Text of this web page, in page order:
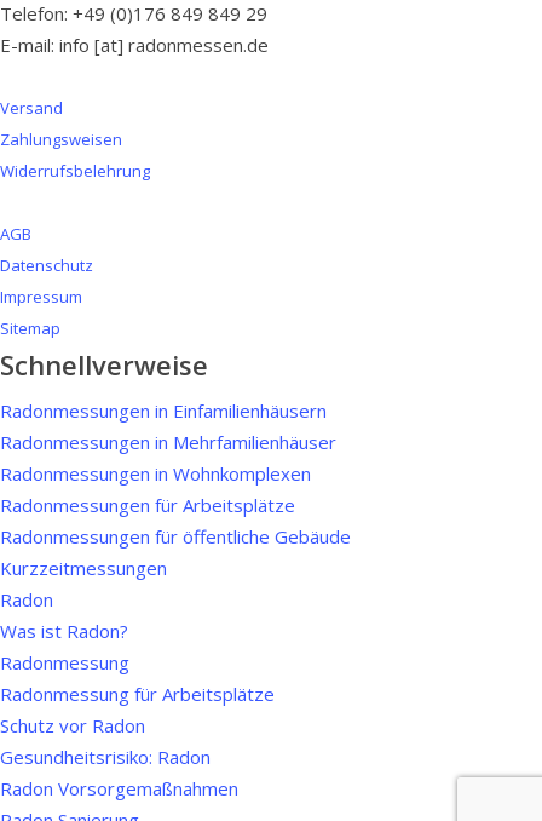
Telefon: +49 (0)176 849 849 29
E-mail: info [at] radonmessen.de
Versand
Zahlungsweisen
Widerrufsbelehrung
AGB
Datenschutz
Impressum
Sitemap
Schnellverweise
Radonmessungen in Einfamilienhäusern
Radonmessungen in Mehrfamilienhäuser
Radonmessungen in Wohnkomplexen
Radonmessungen für Arbeitsplätze
Radonmessungen für öffentliche Gebäude
Kurzzeitmessungen
Radon
Was ist Radon?
Radonmessung
Radonmessung für Arbeitsplätze
Schutz vor Radon
Gesundheitsrisiko: Radon
Radon Vorsorgemaßnahmen